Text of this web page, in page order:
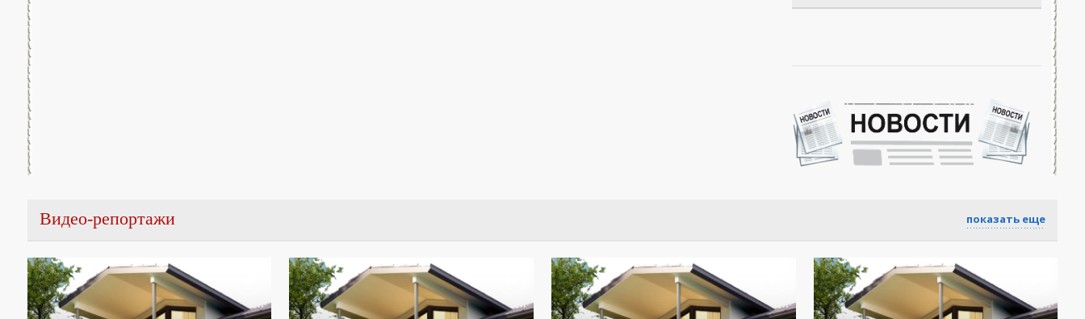
Видео-репортажи показать еще